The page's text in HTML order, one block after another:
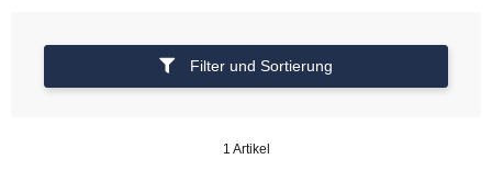
Filter und Sortierung
1 Artikel